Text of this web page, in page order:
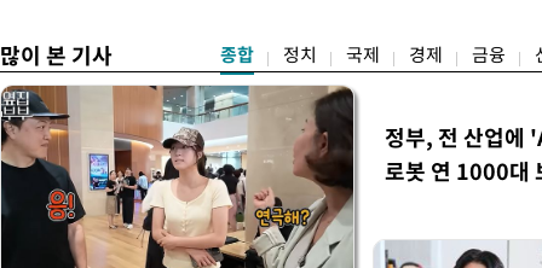
많이 본 기사 종합 정치 국제 경제 금융
정부, 전 산업
로봇 연 1000대